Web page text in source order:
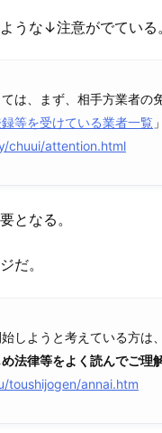
うな↓注意がでている。
は、まず、相手方業者
等を受けている業者一覧
chuui/attention.html
となる。
だ。
しようと考えている方
法律等をよく読んでご理
toushijogen/annai.htm